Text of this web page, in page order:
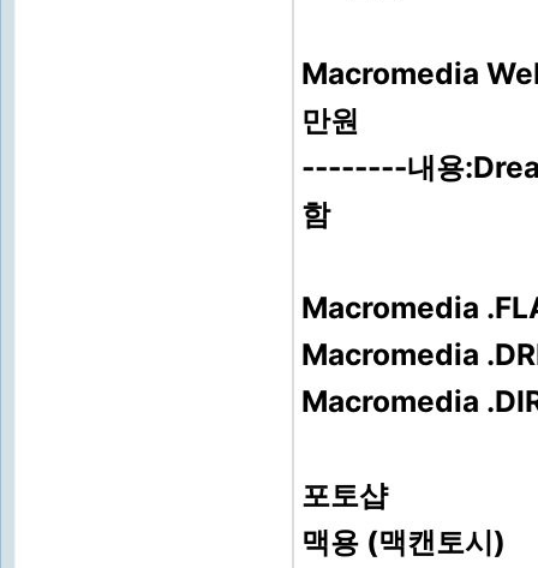
Macromedia
만원
--------내용
함
Macromedia
Macromedia
Macromedia
포토샵
맥용 (맥캔토시)